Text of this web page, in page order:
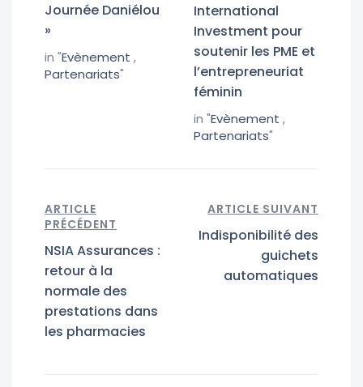
Journée Daniélou
»
in "Evènement ,
Partenariats"
International
Investment pour
soutenir les PME et
l’entrepreneuriat
féminin
in "Evènement ,
Partenariats"
ARTICLE
PRÉCÉDENT
NSIA Assurances :
retour à la
normale des
prestations dans
les pharmacies
ARTICLE SUIVANT
Indisponibilité des
guichets
automatiques